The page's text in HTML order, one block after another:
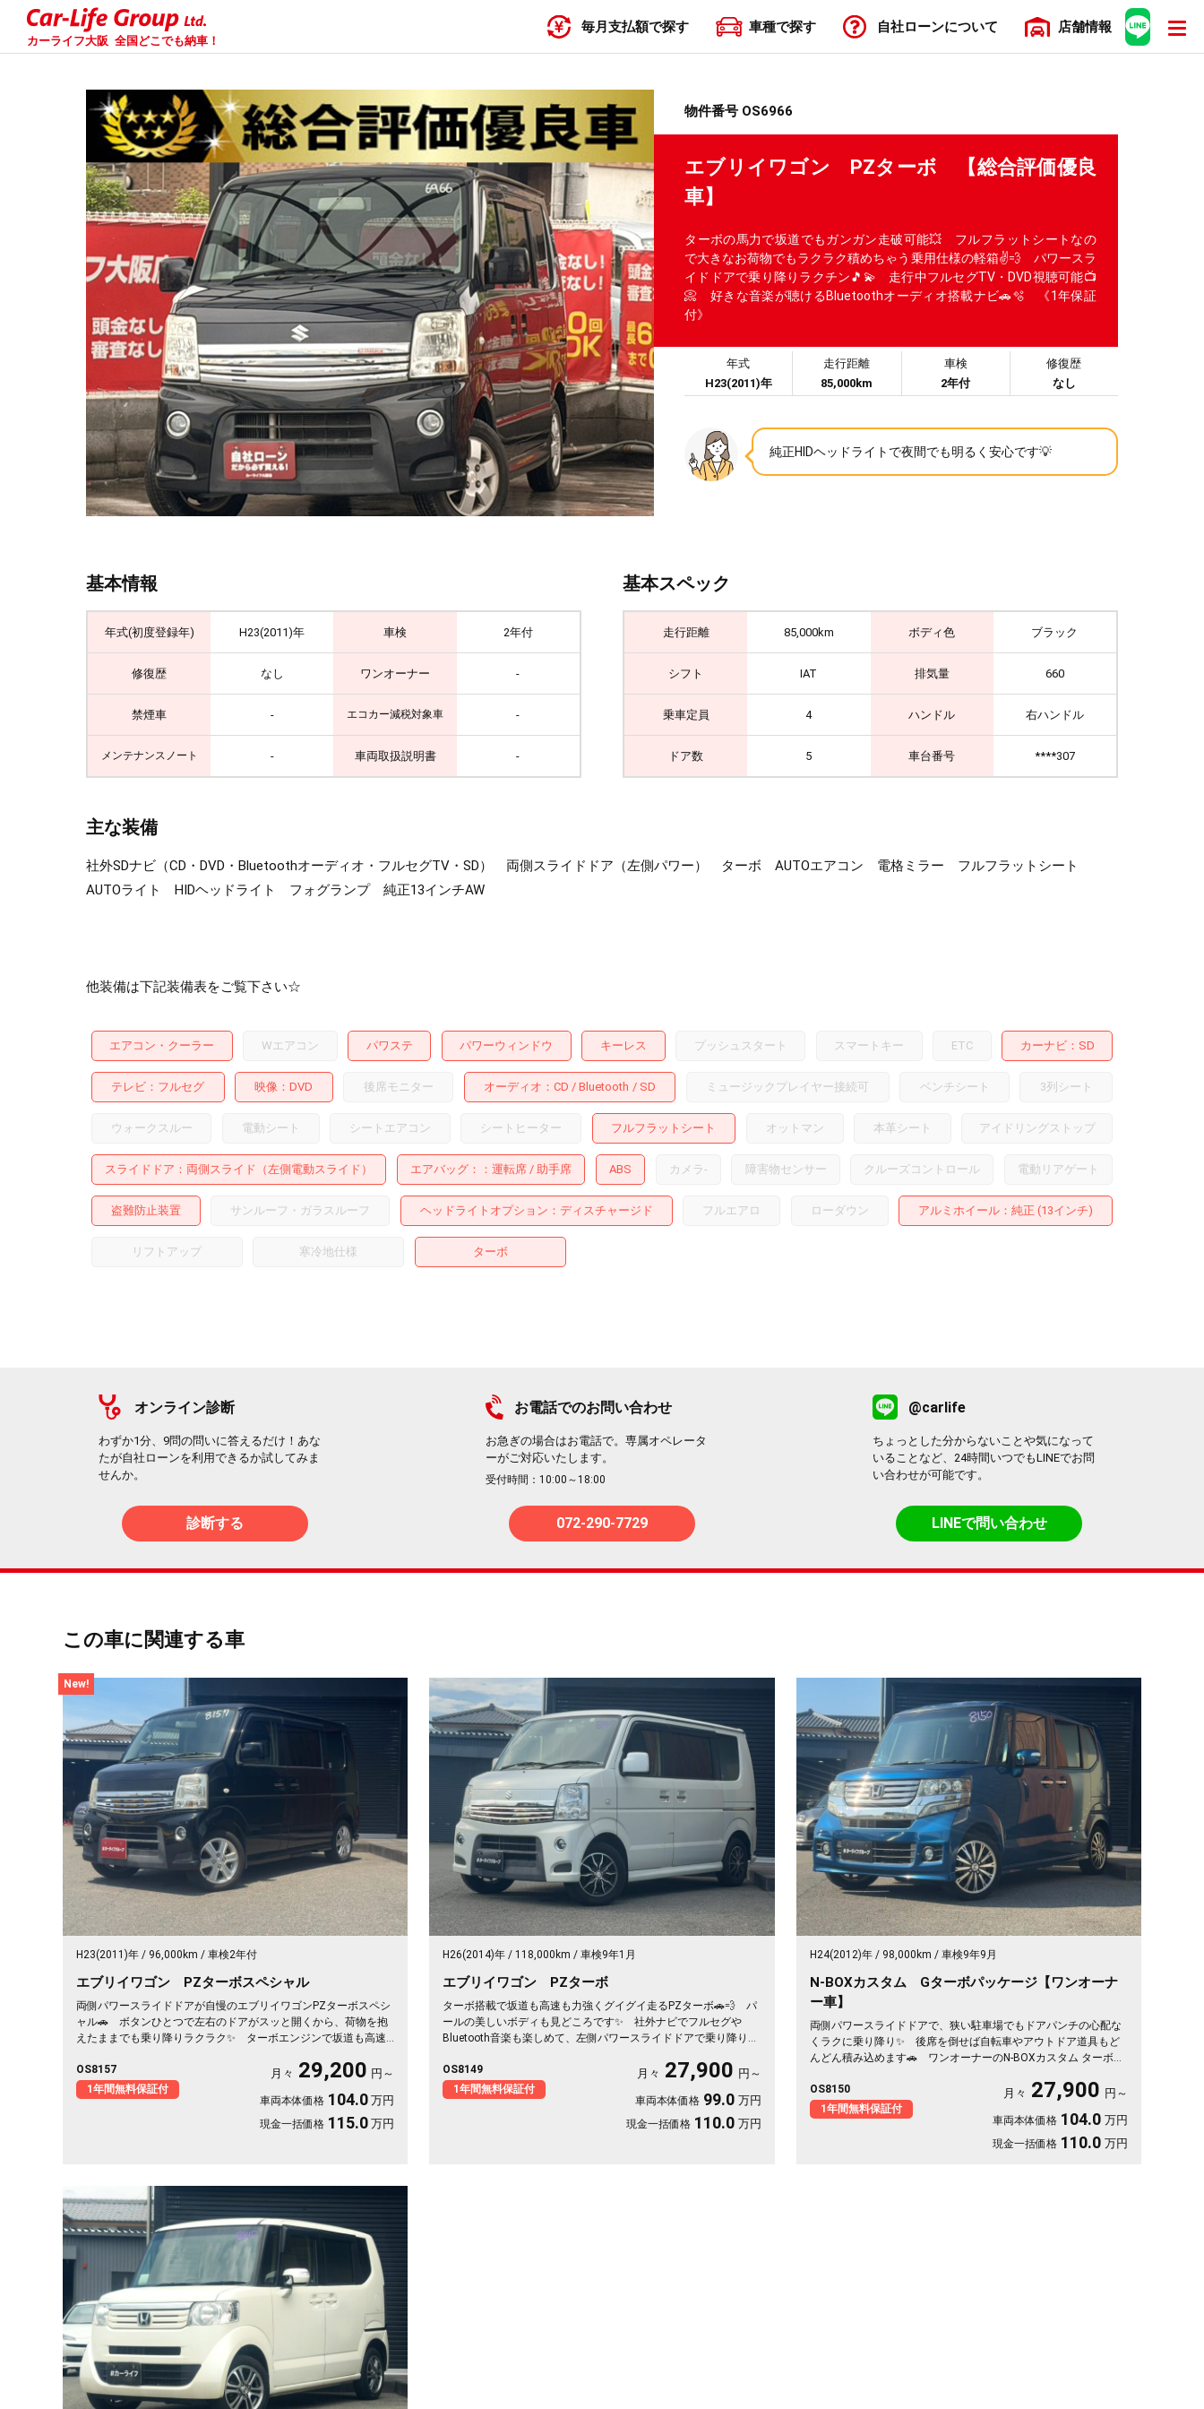
カーライフ大阪 全国どこでも納車！
毎月支払額で探す 車種で探す 自社ローンについて 店舗情報
物件番号 OS6966
エブリイワゴン PZターボ 【総合評価優良
車】
ターボの馬力で坂道でもガンガン走破可能💥 フルフラットシートなの
で大きなお荷物でもラクラク積めちゃう乗用仕様の軽箱✌️💨 パワースラ
イドドアで乗り降りラクチン🎵💫 走行中フルセグTV・DVD視聴可能📺️
📀 好きな音楽が聴けるBluetoothオーディオ搭載ナビ🚗🫧 《1年保証
付》
年式
H23(2011)年
走行距離
85,000km
車検
2年付
修復歴
なし
純正HIDヘッドライトで夜間でも明るく安心です💡
基本情報
年式(初度登録年) H23(2011)年 車検 2年付
修復歴 なし ワンオーナー -
禁煙車 - エコカー減税対象車 -
メンテナンスノート - 車両取扱説明書 -
基本スペック
走行距離 85,000km ボディ色 ブラック
シフト IAT 排気量 660
乗車定員 4 ハンドル 右ハンドル
ドア数 5 車台番号 ****307
主な装備
社外SDナビ（CD・DVD・Bluetoothオーディオ・フルセグTV・SD） 両側スライドドア（左側パワー） ターボ AUTOエアコン 電格ミラー フルフラットシート
AUTOライト HIDヘッドライト フォグランプ 純正13インチAW
他装備は下記装備表をご覧下さい☆
エアコン・クーラー Wエアコン パワステ パワーウィンドウ キーレス プッシュスタート スマートキー ETC カーナビ SD
テレビ フルセグ 映像 DVD 後席モニター オーディオ CD Bluetooth SD ミュージックプレイヤー接続可 ベンチシート 3列シート
ウォークスルー 電動シート シートエアコン シートヒーター フルフラットシート オットマン 本革シート アイドリングストップ
スライドドア 両側スライド（左側電動スライド） エアバッグ： 運転席 助手席 ABS カメラ- 障害物センサー クルーズコントロール 電動リアゲート
盗難防止装置 サンルーフ・ガラスルーフ ヘッドライトオプション ディスチャージド フルエアロ ローダウン アルミホイール ：純正 (13インチ)
リフトアップ 寒冷地仕様 ターボ
オンライン診断
わずか1分、9問の問いに答えるだけ！あな
たが自社ローンを利用できるか試してみま
せんか。
診断する
お電話でのお問い合わせ
お急ぎの場合はお電話で。専属オペレータ
ーがご対応いたします。
受付時間：10:00～18:00
072-290-7729
@carlife
ちょっとした分からないことや気になって
いることなど、24時間いつでもLINEでお問
い合わせが可能です。
LINEで問い合わせ
この車に関連する車
New!
H23(2011)年 96,000km 車検2年付
エブリイワゴン PZターボスペシャル
両側パワースライドドアが自慢のエブリイワゴンPZターボスペシ
ャル🚗 ボタンひとつで左右のドアがスッと開くから、荷物を抱
えたままでも乗り降りラクラク✨ ターボエンジンで坂道も高速
フルセグ対応の社外HDDナビで遠出も快適🎵💫 休日は仲間とア
ウトドアへ繰り出したくなる一台です🚗 前向きな一歩を応援する
《1年保証付》です📌
OS8157
1年間無料保証付
月々 29,200 円～
車両本体価格 104.0 万円
現金一括価格 115.0 万円
H26(2014)年 118,000km 車検9年1月
エブリイワゴン PZターボ
ターボ搭載で坂道も高速も力強くグイグイ走るPZターボ🚗💨 パ
ールの美しいボディも見どころです✨ 社外ナビでフルセグや
Bluetooth音楽も楽しめて、左側パワースライドドアで乗り降りも
心💎 休日のアウトドアも通勤も快適にこなせる相棒に❣ 月々
27900〜で手が届く一台です🎵 買った後もずっと寄り添う《1年
保証付》😊
OS8149
1年間無料保証付
月々 27,900 円～
車両本体価格 99.0 万円
現金一括価格 110.0 万円
H24(2012)年 98,000km 車検9年9月
N-BOXカスタム Gターボパッケージ【ワンオーナ
ー車】
両側パワースライドドアで、狭い駐車場でもドアパンチの心配な
くラクに乗り降り✨ 後席を倒せば自転車やアウトドア道具もど
んどん積み込めます🚗 ワンオーナーのN-BOXカスタム ターボ、
える車体も駐車はスッと安心🙌 買い物も送迎も遠出も、これ一
台で毎日がぐっと身軽になりますよ。クルコン付きで高速移動も
ゆったり快適。安心してお乗りいただける《1年保証付》です😊
OS8150
1年間無料保証付
月々 27,900 円～
車両本体価格 104.0 万円
現金一括価格 110.0 万円